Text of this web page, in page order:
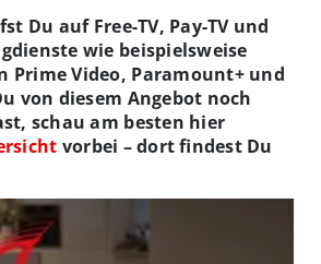
Du auf Free-TV, Pay-TV und
wie beispielsweise
Prime Video, Paramount+ und
von diesem Angebot noch
schau am besten hier
vorbei – dort findest Du